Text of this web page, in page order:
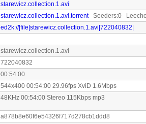
starewicz.collection.1.avi
starewicz.collection.1.avi.torrentSeeders:0
ed2k://|file|starewicz.collection.1.avi|722040832|
starewicz.collection.1.avi
722040832
00:54:00
544x400 00:54:00 29.96fps XviD 1.6Mbps
48KHz 00:54:00 Stereo 115Kbps mp3
a878b8e60f6e54326f717d278cb1ddd8